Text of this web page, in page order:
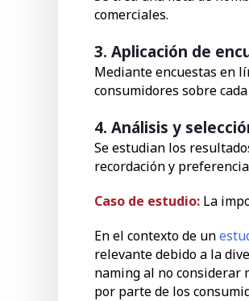
comerciales.
3. Aplicación de
Mediante encuestas en
consumidores sobre
4. Análisis y
Se estudian los
recordación y
Caso de estudio: La
En el contexto de un
relevante debido a la
naming al no considerar
por parte de los